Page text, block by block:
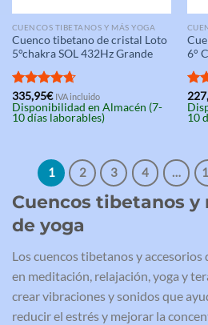
CUENCOS TIBETANOS Y MÁS YOGA
Cuenco tibetano de cristal Loto
5°chakra SOL 432Hz Grande
Valorado
con4.67
de 5
335,95€ IVA incluido
Disponibilidad en Almacén (7-
10 días laborables)
6°
de
10
1 2 3 4 …
Cuencos tibetanos y
de yoga
Los cuencos tibetanos y
en meditación, relajación, yoga y
crear vibraciones y sonidos que
reducir el estrés y mejorar la